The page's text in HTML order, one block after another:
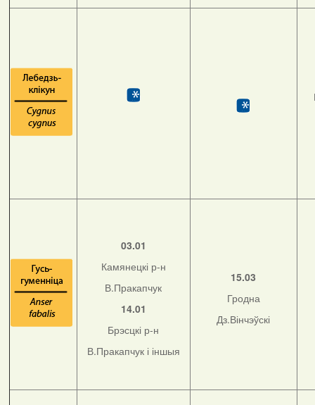
03.01
Камянецкі р-н
В.Пракапчук
14.01
Брэсцкі р-н
В.Пракапчук і іншыя
15.03
Гродна
Дз.Вінчэўскі